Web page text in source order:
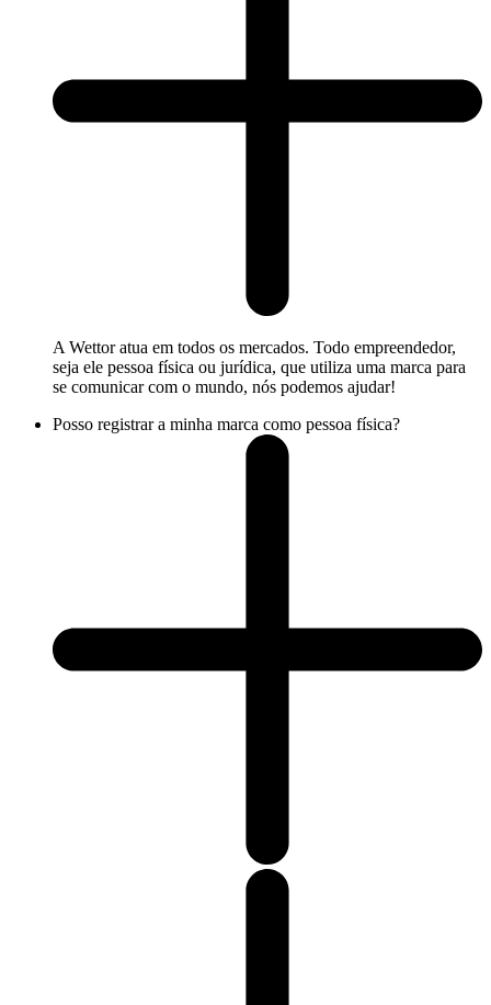
A Wettor atua em todos os mercados. Todo empreendedor,
seja ele pessoa física ou jurídica, que utiliza uma marca para
se comunicar com o mundo, nós podemos ajudar!
Posso registrar a minha marca como pessoa física?